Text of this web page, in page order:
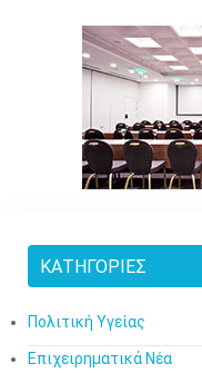
ΚΑΤΗΓΟΡΊΕΣ
Πολιτική Υγείας
Επιχειρηματικά Νέα